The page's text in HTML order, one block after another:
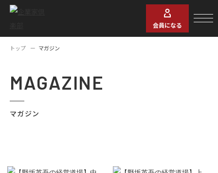
会員になる
トップ マガジン
MAGAZINE
マガジン